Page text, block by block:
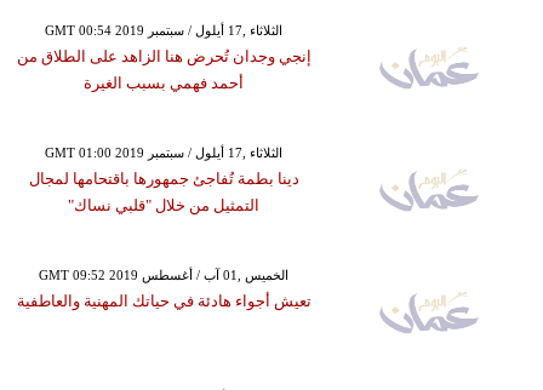
GMT 00:54 2019 الثلاثاء ,17 أيلول / سبتمبر
إنجي وجدان تُحرض هنا الزاهد على الطلاق من
أحمد فهمي بسبب الغيرة
GMT 01:00 2019 الثلاثاء ,17 أيلول / سبتمبر
دينا بطمة تُفاجئ جمهورها باقتحامها لمجال
التمثيل من خلال "قلبي نساك"
GMT 09:52 2019 الخميس ,01 آب / أغسطس
تعيش أجواء هادئة في حياتك المهنية والعاطفية